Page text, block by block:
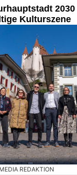
Kulturszene
REDAKTION